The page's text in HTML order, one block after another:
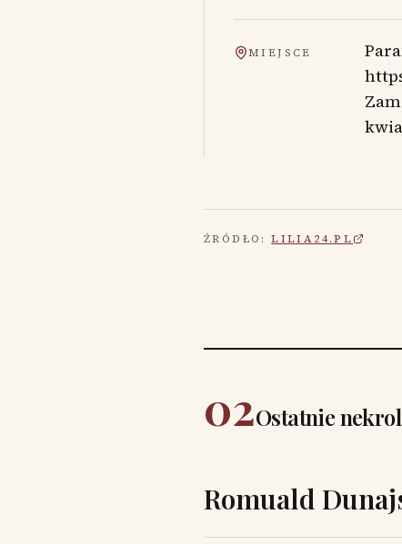
MIEJSCE
ŹRÓDŁO: LILIA24.PL
02Ostatnie
Romuald